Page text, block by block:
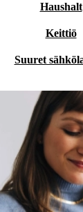
Haushalt
Keittiö
Suuret
Liity ensimmäistä
tilaajaksi ja
Älä missaa enää